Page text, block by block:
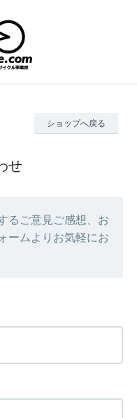
ショップへ戻る
せ
るご意見ご感想、お
ームよりお気軽にお